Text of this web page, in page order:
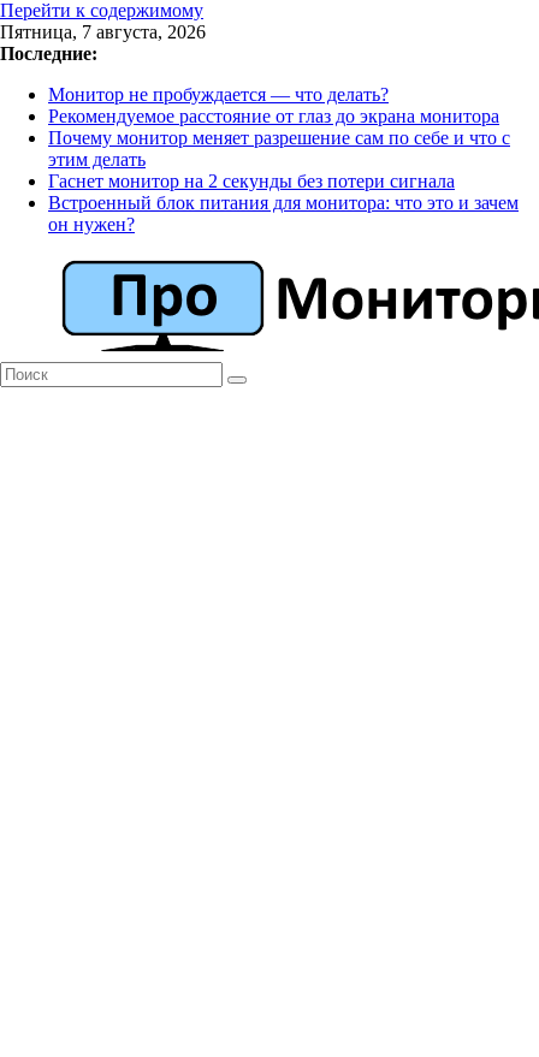
Перейти к содержимому
Пятница, 7 августа, 2026
Последние:
Монитор не пробуждается — что делать?
Рекомендуемое расстояние от глаз до экрана монитора
Почему монитор меняет разрешение сам по себе и что с
этим делать
Гаснет монитор на 2 секунды без потери сигнала
Встроенный блок питания для монитора: что это и зачем
он нужен?